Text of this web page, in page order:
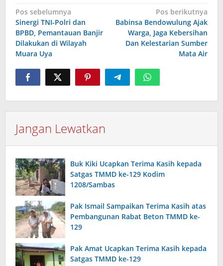
Navigasi
pos
Pos sebelumnya
Sinergi TNI-Polri dan
BPBD, Pemantauan Banjir
Dilakukan di Wilayah
Muara Uya
Pos berikutnya
Babinsa Bendowulung Ajak
Warga, Jaga Kebersihan
Dan Kelestarian Sumber
Mata Air
Jangan Lewatkan
Buk Kiki Ucapkan Terima Kasih kepada
Satgas TMMD ke-129 Kodim
1208/Sambas
Pak Ismail Sampaikan Terima Kasih atas
Pembangunan Rabat Beton TMMD ke-
129
Pak Amat Ucapkan Terima Kasih kepada
Satgas TMMD ke-129